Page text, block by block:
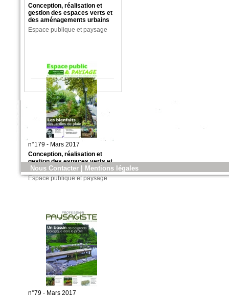
Conception, réalisation et
gestion des espaces verts et
des aménagements urbains
Espace publique et paysage
n°179 - Mars 2017
Conception, réalisation et
gestion des espaces verts et
des aménagements urbains
Espace publique et paysage
n°79 - Mars 2017
Nous Contacter Mentions légales